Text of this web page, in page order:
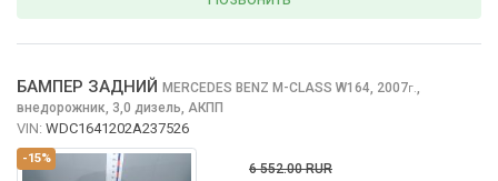
-15%
БАМПЕР ЗАДНИЙ MERCEDES BENZ M-CLASS W164, 2007г.,
внедорожник, 3,0 дизель, АКПП
VIN: WDC1641202A237526
6 552.00 RUR